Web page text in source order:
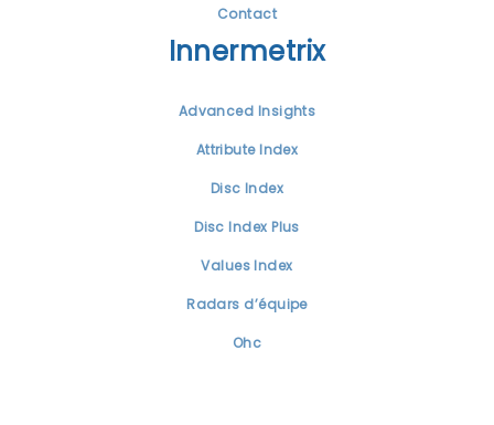
Contact
Innermetrix
Advanced Insights
Attribute Index
Disc Index
Disc Index Plus
Values Index
Radars d’équipe
Ohc